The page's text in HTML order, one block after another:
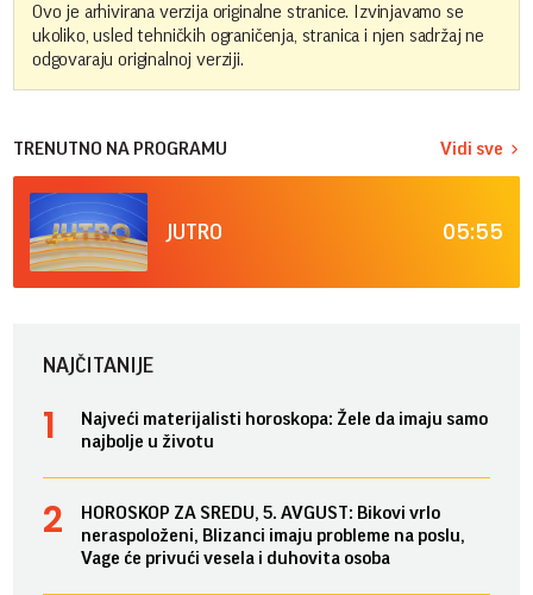
Ovo je arhivirana verzija originalne stranice. Izvinjavamo se
ukoliko, usled tehničkih ograničenja, stranica i njen sadržaj ne
odgovaraju originalnoj verziji.
TRENUTNO NA PROGRAMU Vidi sve
JUTRO 05:55
NAJČITANIJE
Najveći materijalisti horoskopa: Žele da imaju samo
najbolje u životu
HOROSKOP ZA SREDU, 5. AVGUST: Bikovi vrlo
neraspoloženi, Blizanci imaju probleme na poslu,
Vage će privući vesela i duhovita osoba